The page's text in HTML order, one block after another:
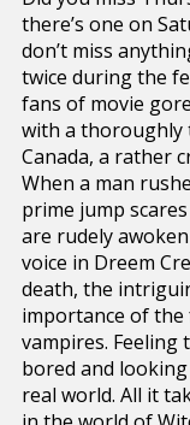
there’s one on
don’t miss
twice during the
fans of movie
with a thoroughly
Canada, a rather
When a man
prime jump
are rudely
voice in Dreem
death, the
importance of the
vampires. Feeling
bored and
real world. All it